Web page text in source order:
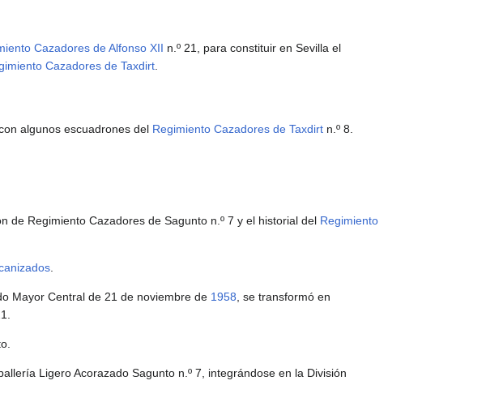
Cazadores de Alfonso XII n.º 21, para constituir en Sevilla el
Cazadores de Taxdirt.
algunos escuadrones del Regimiento Cazadores de Taxdirt n.º 8.
de Regimiento Cazadores de Sagunto n.º 7 y el historial del Regimiento
.
Mayor Central de 21 de noviembre de 1958, se transformó en
Ligero Acorazado Sagunto n.º 7, integrándose en la División